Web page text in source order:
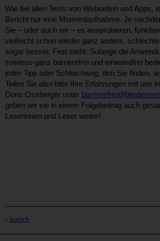
Wie bei allen Tests von Webseiten und Apps,
Bericht nur eine Momentaufnahme. Je
Sie – oder auch wir – es ausprobieren,
vielleicht schon wieder ganz anders,
sogar besser. Fest steht: Solange die
sowieso ganz barrierefrei und einwandfrei
jeder Tipp oder Schleichweg, den Sie finden,
Teilen Sie also bitte Ihre Erfahrungen mit uns
Doris Ossberger unter
geben wir sie in einem Folgebeitrag auch
Leserinnen und Leser weiter!
zurück